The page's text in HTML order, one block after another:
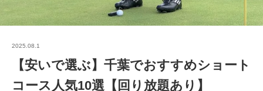
2025.08.1
【安いで選ぶ】千葉でおすすめショート
コース人気10選【回り放題あり】